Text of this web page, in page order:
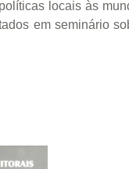
locais às
em seminário